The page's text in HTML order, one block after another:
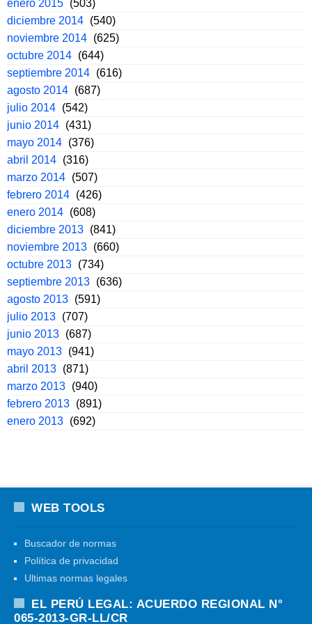
enero 2015 (503)
diciembre 2014 (540)
noviembre 2014 (625)
octubre 2014 (644)
septiembre 2014 (616)
agosto 2014 (687)
julio 2014 (542)
junio 2014 (431)
mayo 2014 (376)
abril 2014 (316)
marzo 2014 (507)
febrero 2014 (426)
enero 2014 (608)
diciembre 2013 (841)
noviembre 2013 (660)
octubre 2013 (734)
septiembre 2013 (636)
agosto 2013 (591)
julio 2013 (707)
junio 2013 (687)
mayo 2013 (941)
abril 2013 (871)
marzo 2013 (940)
febrero 2013 (891)
enero 2013 (692)
WEB TOOLS
Buscador de normas
Política de privacidad
Ultimas normas legales
EL PERÚ LEGAL: ACUERDO REGIONAL N°
065-2013-GR-LL/CR